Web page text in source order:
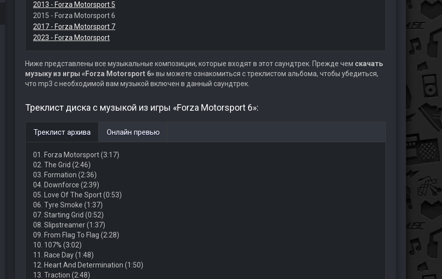
2013 - Forza Motorsport 5
2015 - Forza Motorsport 6
2017 - Forza Motorsport 7
2023 - Forza Motorsport
Ниже представлены все музыкальные композиции, которые входят в этот саундтрек. Прежде чем скачать
музыку из игры «Forza Motorsport 6»вы можете ознакомиться с треклистом альбома, чтобы убедиться,
что mp3 с необходимой вам музыкой включен в данный саундтрек.
Треклист диска с музыкой из игры «Forza Motorsport 6»:
Треклист архива Онлайн превью
01. Forza Motorsport (3:17)
02. The Grid (2:46)
03. Formation (2:36)
04. Downforce (2:39)
05. Love Of The Sport (0:53)
06. Tyre Smoke (1:37)
07. Starting Grid (0:52)
08. Slipstreamer (1:37)
09. From Flag To Flag (2:28)
10. 107% (3:02)
11. Race Day (1:48)
12. Heart And Determination (1:50)
13. Traction (2:48)